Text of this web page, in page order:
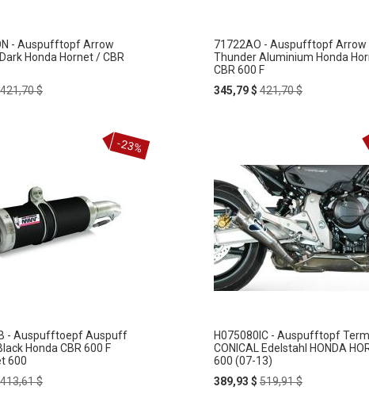
- Auspufftopf Arrow
Honda Hornet / CBR
Regular
421,70 $
71722AO - Auspufftopf Arrow
Thunder Aluminium Honda
CBR 600 F
Special
345,79 $ Regular
421,70 $
- Auspufftoepf Auspuff
Honda CBR 600 F
600
Regular
413,61 $
-23%
H075080IC - Auspufftopf
CONICAL Edelstahl HONDA
600 (07-13)
Special
389,93 $ Regular
519,91 $